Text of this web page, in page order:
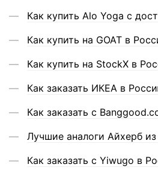
Как купить Alo Yoga с
Как купить на GOAT в
Как купить на StockX в
Как заказать ИКЕА в
Как заказать с
Лучшие аналоги Айхерб
Как заказать с Yiwugo в